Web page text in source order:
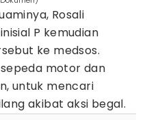
Rosali
P kemudian
ke medsos.
motor dan
untuk mencari
akibat aksi begal.